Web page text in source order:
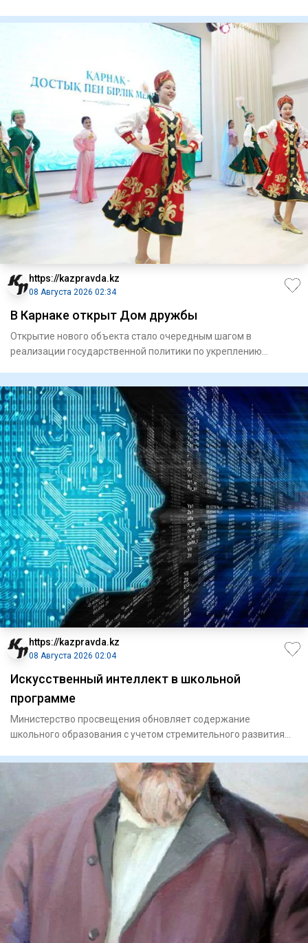
https://kazpravda.kz
08 Августа 2026 02:34
В Карнаке открыт Дом дружбы
Открытие нового объекта стало очередным шагом в
реализации государственной политики по укреп­лению
https://kazpravda.kz
08 Августа 2026 02:04
Искусственный интеллект в школьной
программе
Министерство просвещения обновляет содержание
школьного образования с учетом стремительного развития